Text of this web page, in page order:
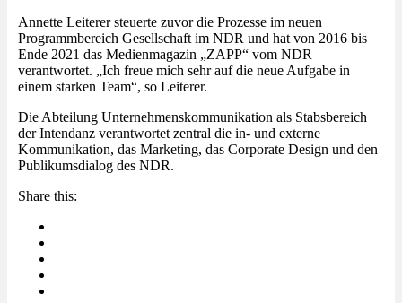
Annette Leiterer steuerte zuvor die Prozesse im neuen
Programmbereich Gesellschaft im NDR und hat von 2016 bis
Ende 2021 das Medienmagazin „ZAPP“ vom NDR
verantwortet. „Ich freue mich sehr auf die neue Aufgabe in
einem starken Team“, so Leiterer.
Die Abteilung Unternehmenskommunikation als Stabsbereich
der Intendanz verantwortet zentral die in- und externe
Kommunikation, das Marketing, das Corporate Design und den
Publikumsdialog des NDR.
Share this: